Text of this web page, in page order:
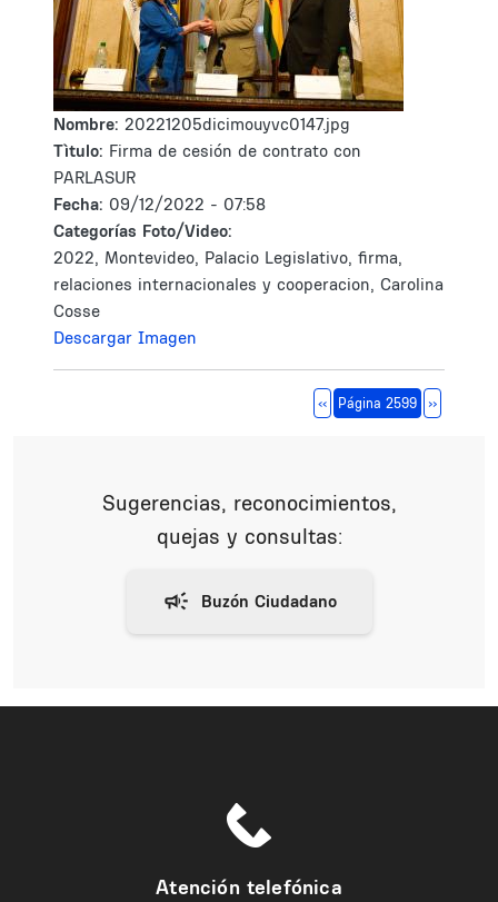
Nombre: 20221205dicimouyvc0147.jpg
Tìtulo: Firma de cesión de contrato con
PARLASUR
Fecha: 09/12/2022 - 07:58
Categorías Foto/Video:
2022, Montevideo, Palacio Legislativo, firma,
relaciones internacionales y cooperacion, Carolina
Cosse
Descargar Imagen
Página anterior
‹‹ Página 2599 Siguiente
››
Sugerencias, reconocimientos,
quejas y consultas:
Atención telefónica